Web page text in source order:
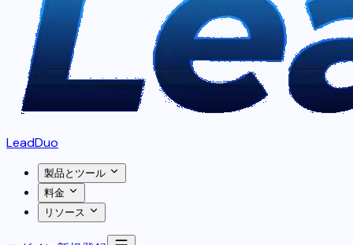
LeadDuo
製品とツール
料金
リソース